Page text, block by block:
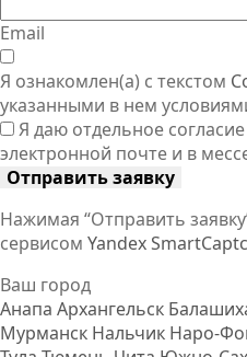
Email
Я ознакомлен(а) с текстом
указанными в нем
Я даю отдельное
электронной почте и в
Отправить заявку
Нажимая “Отправить
сервисом Yandex
Ваш город
Анапа Архангельск
Мурманск Нальчик Наро-